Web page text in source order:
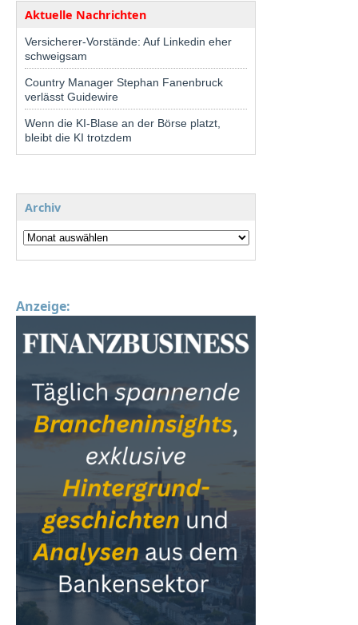
Aktuelle Nachrichten
Versicherer-Vorstände: Auf Linkedin eher
schweigsam
Country Manager Stephan Fanenbruck
verlässt Guidewire
Wenn die KI-Blase an der Börse platzt,
bleibt die KI trotzdem
Archiv
Anzeige: